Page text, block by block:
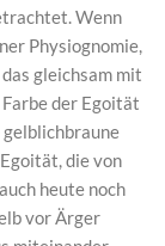
Wenn
Physiognomie,
gleichsam mit
der Egoität
die von
heute noch
vor Ärger